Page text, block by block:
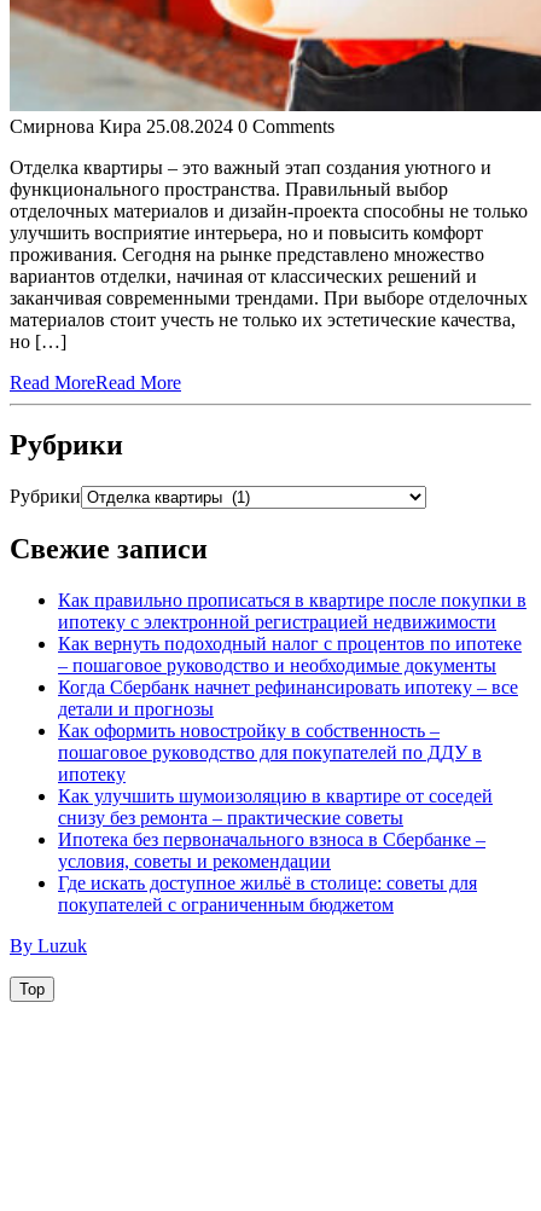
Смирнова Кира 25.08.2024 0 Comments
Отделка квартиры – это важный этап создания уютного и
функционального пространства. Правильный выбор
отделочных материалов и дизайн-проекта способны не только
улучшить восприятие интерьера, но и повысить комфорт
проживания. Сегодня на рынке представлено множество
вариантов отделки, начиная от классических решений и
заканчивая современными трендами. При выборе отделочных
материалов стоит учесть не только их эстетические качества,
но […]
Read MoreRead More
Рубрики
Рубрики
Свежие записи
Как правильно прописаться в квартире после покупки в
ипотеку с электронной регистрацией недвижимости
Как вернуть подоходный налог с процентов по ипотеке
– пошаговое руководство и необходимые документы
Когда Сбербанк начнет рефинансировать ипотеку – все
детали и прогнозы
Как оформить новостройку в собственность –
пошаговое руководство для покупателей по ДДУ в
ипотеку
Как улучшить шумоизоляцию в квартире от соседей
снизу без ремонта – практические советы
Ипотека без первоначального взноса в Сбербанке –
условия, советы и рекомендации
Где искать доступное жильё в столице: советы для
покупателей с ограниченным бюджетом
By Luzuk
Top